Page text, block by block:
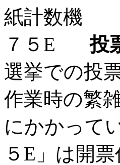
投
選挙での投
作業時の繁
にかかって
５E」は開